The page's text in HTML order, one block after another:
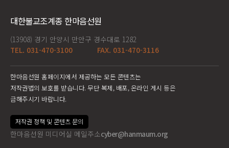
대한불교조계종 한마음선원
(13908) 경기 안양시 만안구 경수대로 1282
TEL. 031-470-3100
FAX. 031-470-3116
한마음선원 홈페이지에서 제공하는 모든 콘텐츠는
저작권법의 보호를 받습니다. 무단 복제, 배포, 온라인 게시 등은
금해주시기 바랍니다.
저작권 정책 및 콘텐츠 문의
한마음선원 미디어실 메일주소cyber@hanmaum.org